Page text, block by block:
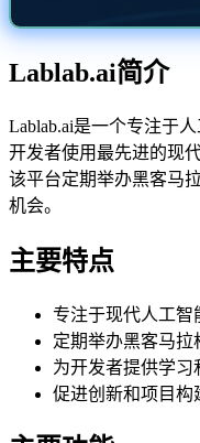
Lablab.ai简介
Lablab.ai是一个专注于
开发者使用最先进的现
该平台定期举办黑客马
机会。
主要特点
专注于现代人工智
定期举办黑客马拉
为开发者提供学习
促进创新和项目构